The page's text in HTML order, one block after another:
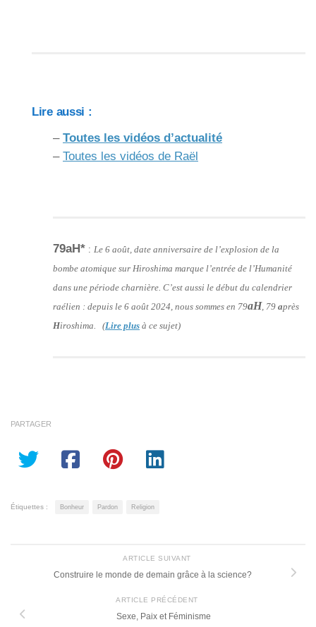
Lire aussi :
– Toutes les vidéos d’actualité
– Toutes les vidéos de Raël
79aH* : Le 6 août, date anniversaire de l’explosion de la
bombe atomique sur Hiroshima marque l’entrée de l’Humanité
dans une période charnière. C’est aussi le début du calendrier
raélien : depuis le 6 août 2024, nous sommes en 79aH, 79 après
Hiroshima. (Lire plus à ce sujet)
PARTAGER
Étiquettes : Bonheur Pardon Religion
ARTICLE SUIVANT
Construire le monde de demain grâce à la science?
ARTICLE PRÉCÉDENT
Sexe, Paix et Féminisme